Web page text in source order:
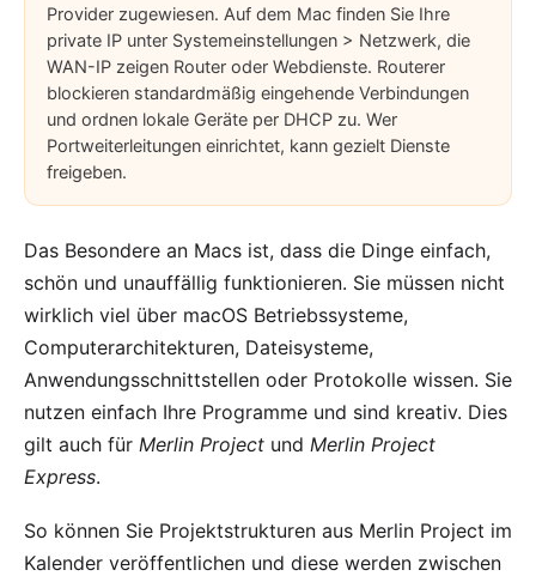
Provider zugewiesen. Auf dem Mac finden Sie Ihre
private IP unter Systemeinstellungen > Netzwerk, die
WAN-IP zeigen Router oder Webdienste. Routerer
blockieren standardmäßig eingehende Verbindungen
und ordnen lokale Geräte per DHCP zu. Wer
Portweiterleitungen einrichtet, kann gezielt Dienste
freigeben.
Das Besondere an Macs ist, dass die Dinge einfach,
schön und unauffällig funktionieren. Sie müssen nicht
wirklich viel über macOS Betriebssysteme,
Computerarchitekturen, Dateisysteme,
Anwendungsschnittstellen oder Protokolle wissen. Sie
nutzen einfach Ihre Programme und sind kreativ. Dies
gilt auch für Merlin Project und Merlin Project
Express.
So können Sie Projektstrukturen aus Merlin Project im
Kalender veröffentlichen und diese werden zwischen